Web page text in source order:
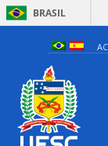
BRASIL